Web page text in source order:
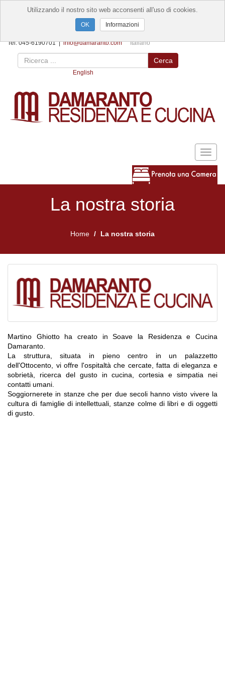
Tel. 045-6190701 |info@damaranto.com
Cerca
Italiano
English
La nostra storia
Home La nostra storia
Martino Ghiotto ha creato in Soave la Residenza e Cucina
Damaranto.
La struttura, situata in pieno centro in un palazzetto
dell'Ottocento, vi offre l'ospitaltà che cercate, fatta di eleganza e
sobrietà, ricerca del gusto in cucina, cortesia e simpatia nei
contatti umani.
Soggiornerete in stanze che per due secoli hanno visto vivere la
cultura di famiglie di intellettuali, stanze colme di libri e di oggetti
di gusto.
Utilizzando il nostro sito web acconsenti all'uso di cookies.
Informazioni